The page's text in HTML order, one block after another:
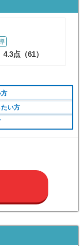
4.3点（61）
い方